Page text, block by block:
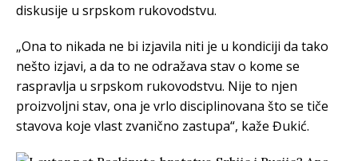
diskusije u srpskom rukovodstvu.
„Ona to nikada ne bi izjavila niti je u kondiciji da tako
nešto izjavi, a da to ne odražava stav o kome se
raspravlja u srpskom rukovodstvu. Nije to njen
proizvoljni stav, ona je vrlo disciplinovana što se tiče
stavova koje vlast zvanično zastupa“, kaže Đukić.